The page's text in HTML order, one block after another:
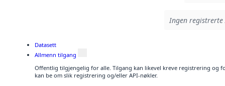
Ingen
Datasett
Allmenn tilgang
Offentlig tilgjengelig for alle. Tilgang kan likevel kreve registrering og
kan be om slik registrering og/eller API-nøkler.